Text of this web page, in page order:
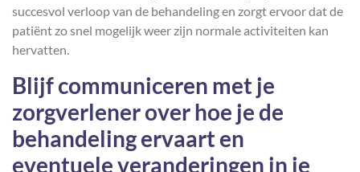
succesvol verloop van de behandeling en zorgt ervoor dat de
patiënt zo snel mogelijk weer zijn normale activiteiten kan
hervatten.
Blijf communiceren met je
zorgverlener over hoe je de
behandeling ervaart en
eventuele veranderingen in je